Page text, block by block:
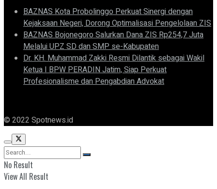
BAZNAS Kota Probolinggo Perkuat Sinergi dengan
Kejaksaan Negeri, Dorong Optimalisasi Pengelolaan ZIS
BAZNAS Bojonegoro Salurkan Dana ZIS Rp254,7 Juta
Melalui UPZ SD dan SMP se-Kabupaten
Dr. KH. Muhammad Zakki Resmi Dilantik sebagai Wakil
Ketua I BPW PERADIN Jatim, Siap Perkuat
Profesionalisme dan Pengabdian Advokat
© 2022 Spotnews.id
No Result
View All Result